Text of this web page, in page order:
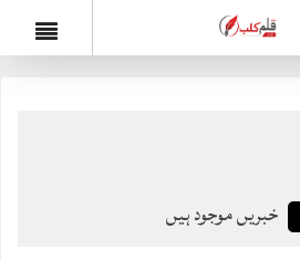
خبریں موجود ہیں